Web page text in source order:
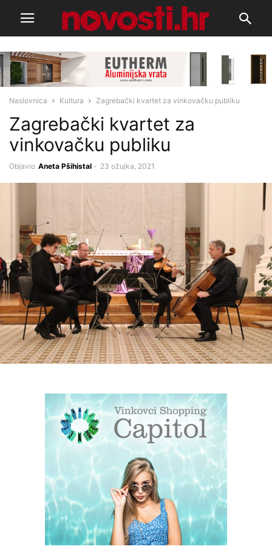
Naslovnica Kultura Zagrebački kvartet za vinkovačku publiku
Zagrebački kvartet za
vinkovačku publiku
Objavio Aneta Pšihistal - 23 ožujka, 2021